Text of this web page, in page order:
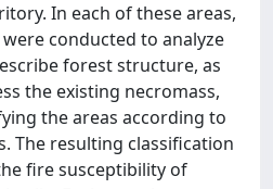
In each of these areas,
conducted to analyze
forest structure, as
the existing necromass,
the areas according to
The resulting classification
fire susceptibility of